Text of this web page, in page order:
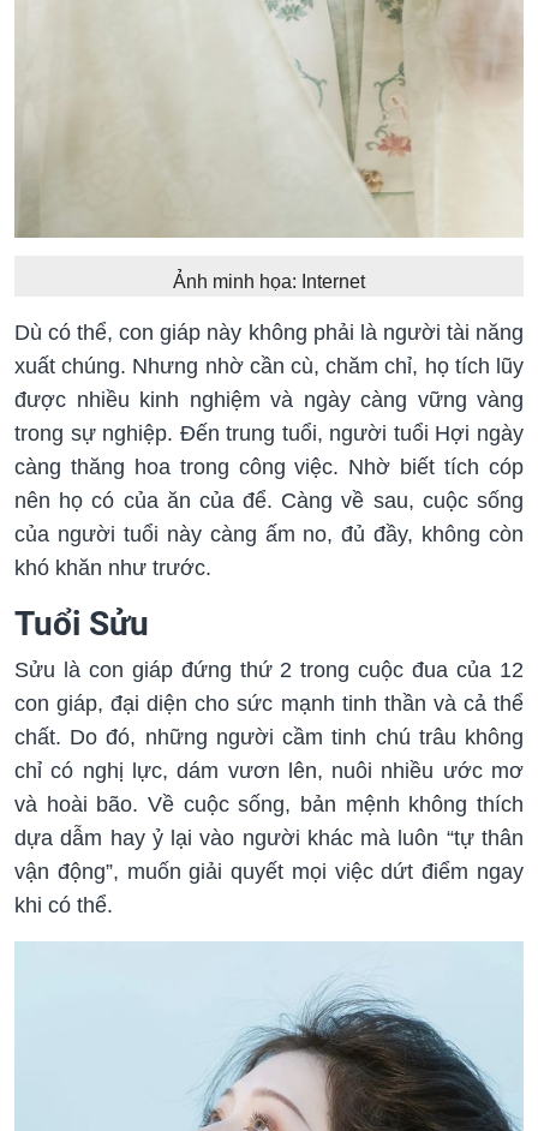
Ảnh minh họa: Internet
Dù có thể, con giáp này không phải là người tài năng
xuất chúng. Nhưng nhờ cần cù, chăm chỉ, họ tích lũy
được nhiều kinh nghiệm và ngày càng vững vàng
trong sự nghiệp. Đến trung tuổi, người tuổi Hợi ngày
càng thăng hoa trong công việc. Nhờ biết tích cóp
nên họ có của ăn của để. Càng về sau, cuộc sống
của người tuổi này càng ấm no, đủ đầy, không còn
khó khăn như trước.
Tuổi Sửu
Sửu là con giáp đứng thứ 2 trong cuộc đua của 12
con giáp, đại diện cho sức mạnh tinh thần và cả thể
chất. Do đó, những người cầm tinh chú trâu không
chỉ có nghị lực, dám vươn lên, nuôi nhiều ước mơ
và hoài bão. Về cuộc sống, bản mệnh không thích
dựa dẫm hay ỷ lại vào người khác mà luôn “tự thân
vận động”, muốn giải quyết mọi việc dứt điểm ngay
khi có thể.